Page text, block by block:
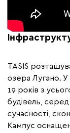
TASIS
озера Лугано. У
19 років з
будівель, серед
сучасності,
Кампус